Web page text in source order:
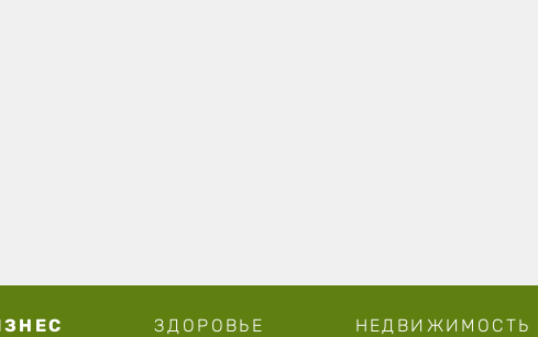
ЗДОРОВЬЕ НЕДВИЖИМОСТЬ